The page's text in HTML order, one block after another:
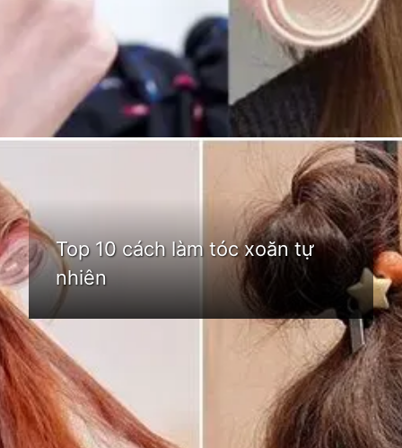
https://idep.edu.vn/cach-lam-toc-xoan-tu-nhien-213
Top 10 cách làm tóc xoăn tự
nhiên